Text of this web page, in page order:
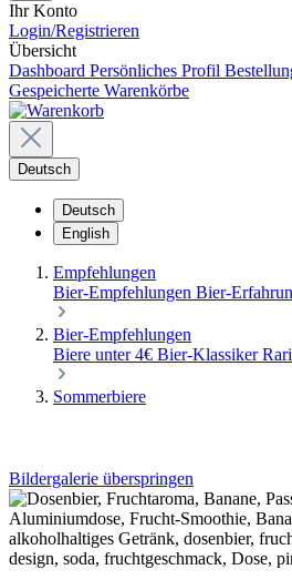
Ihr Konto
Login/Registrieren
Übersicht
Dashboard Persönliches Profil
Gespeicherte Warenkörbe
Deutsch
Deutsch
English
Empfehlungen
Bier-Empfehlungen Bier-
Bier-Empfehlungen
Biere unter 4€ Bier-Klassiker
Sommerbiere
Bildergalerie überspringen